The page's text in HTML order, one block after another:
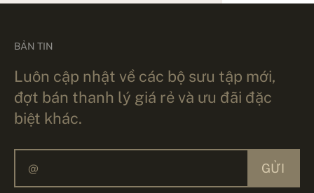
BẢN TIN
Luôn cập nhật về các bộ sưu tập mới,
đợt bán thanh lý giá rẻ và ưu đãi đặc
biệt khác.
GỬI